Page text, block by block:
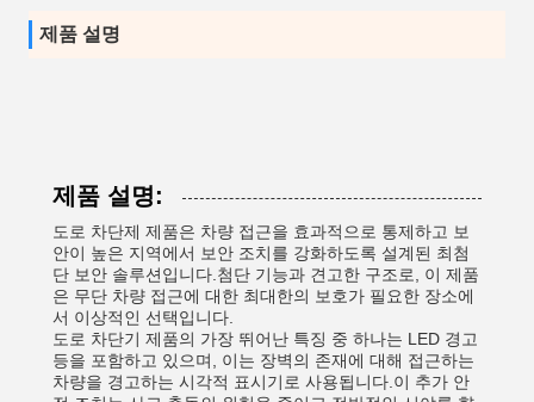
제품 설명
제품 설명:
도로 차단제 제품은 차량 접근을 효과적으로 통제하고 보
안이 높은 지역에서 보안 조치를 강화하도록 설계된 최첨
단 보안 솔루션입니다.첨단 기능과 견고한 구조로, 이 제품
은 무단 차량 접근에 대한 최대한의 보호가 필요한 장소에
서 이상적인 선택입니다.
도로 차단기 제품의 가장 뛰어난 특징 중 하나는 LED 경고
등을 포함하고 있으며, 이는 장벽의 존재에 대해 접근하는
차량을 경고하는 시각적 표시기로 사용됩니다.이 추가 안